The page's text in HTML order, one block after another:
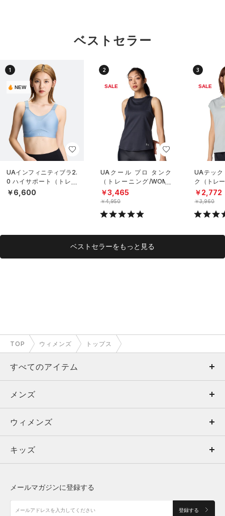
ベストセラー
1
NEW
UAインフィニティブラ2.
0 ハイサポート（トレー
ニング/WOMEN）
￥6,600
2
SALE
UAクール プロ タンク
（トレーニング/WOME
N）
￥3,465
￥4,950
3
SALE
UAテック
ク（トレ
N）
￥2,772
￥3,960
ベストセラーをもっと見る
TOP ウィメンズ トップス
すべてのアイテム
メンズ
ウィメンズ
キッズ
アクセサリー
メンズ
トップス
ボトムス
アクセサリー
ウィメンズ
トップス
シューズ
キッズ
メールマガジンに登録する
登録する